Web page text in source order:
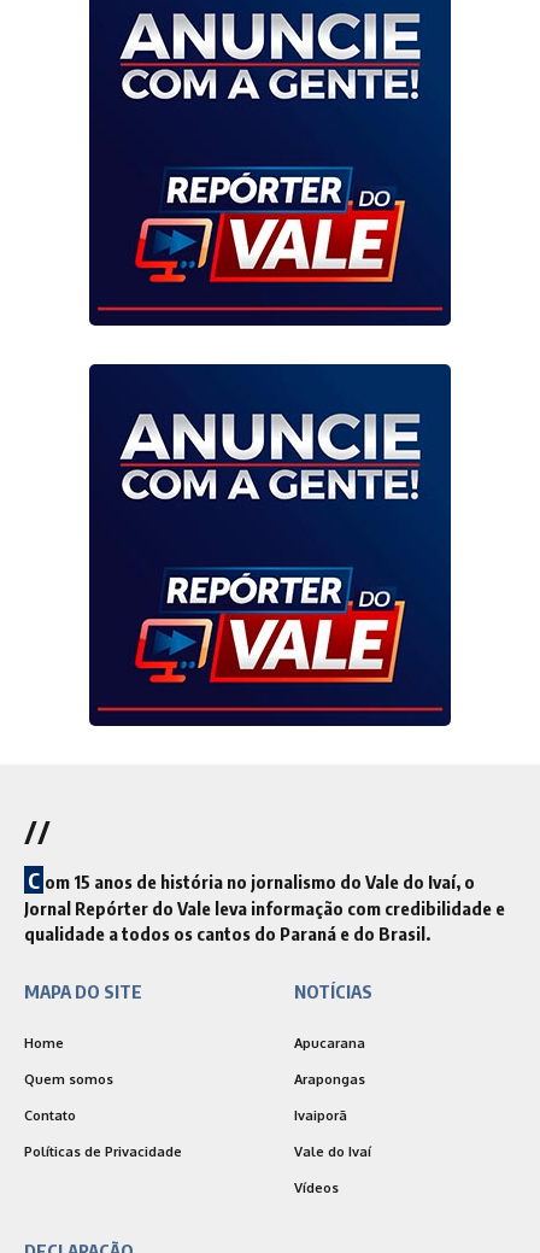
//
C om 15 anos de história no jornalismo do Vale do Ivaí, o
Jornal Repórter do Vale leva informação com credibilidade e
qualidade a todos os cantos do Paraná e do Brasil.
MAPA DO SITE
Home
Quem somos
Contato
Políticas de Privacidade
NOTÍCIAS
Apucarana
Arapongas
Ivaiporã
Vale do Ivaí
Vídeos